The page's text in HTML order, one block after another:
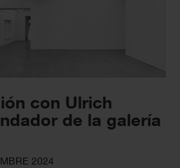
con Ulrich
de la galería
2024